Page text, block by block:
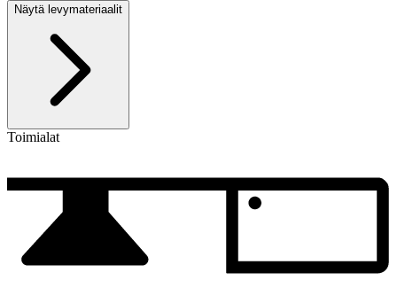
Näytä levymateriaalit
Toimialat